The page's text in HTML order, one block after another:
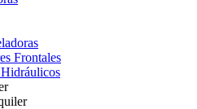
Frontales